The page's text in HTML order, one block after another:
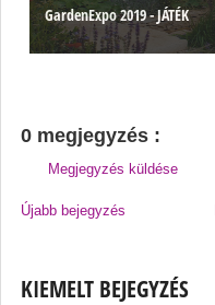
GardenExpo 2019 - JÁTÉK
0 megjegyzés :
Megjegyzés küldése
Újabb bejegyzés
KIEMELT BEJEGYZÉS